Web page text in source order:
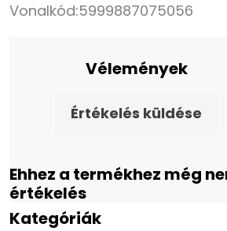
Vonalkód:5999887075056
Vélemények
Értékelés küldése
Ehhez a termékhez még
értékelés
Kategóriák